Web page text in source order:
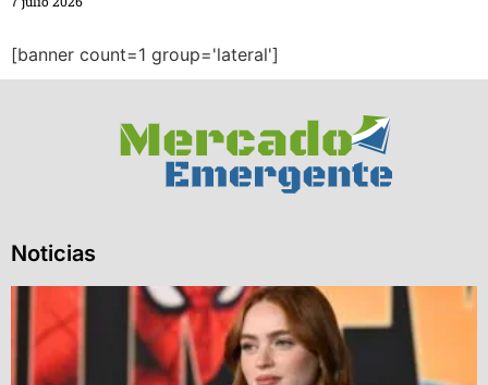
[banner count=1 group='lateral']
Noticias